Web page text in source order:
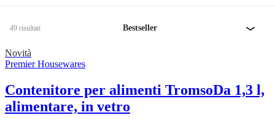
49 risultati Bestseller
Novità
Premier Housewares
Contenitore per alimenti TromsoDa 1,3 l,
alimentare, in vetro